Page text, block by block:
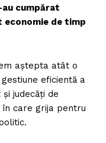
au cumpărat
economie de timp
aștepta atât o
eficientă a
judecăți de
care grija pentru